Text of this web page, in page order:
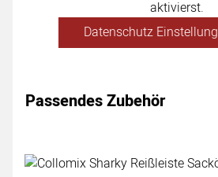
aktivierst.
Datenschutz
Passendes Zubehör
Zubehör überspringen